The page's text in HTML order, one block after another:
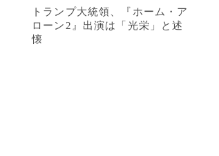
トランプ大統領、『ホーム・ア
ローン2』出演は「光栄」と述
懐